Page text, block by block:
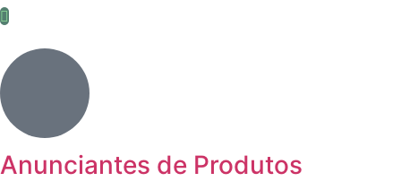
Anunciantes de Produtos